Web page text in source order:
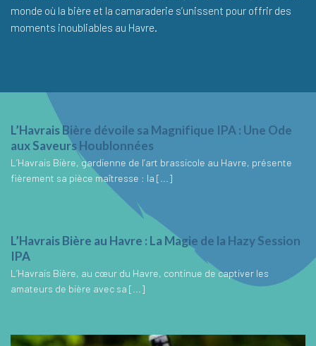
monde où la bière et la camaraderie s’unissent pour offrir des
moments inoubliables au Havre.
L’Havrais Bière dévoile sa Magnifique IPA : Une Ode
aux Saveurs Houblonnées
L’Havrais Bière, gardienne de l’art brassicole au Havre, présente
fièrement sa pièce maîtresse : la [...]
L’Havrais Bière au Havre : La Magie de la Hazy Session
IPA
L’Havrais Bière, au cœur du Havre, continue de captiver les
amateurs de bière avec sa [...]